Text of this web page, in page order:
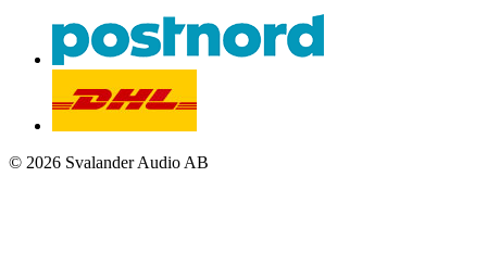
© 2026 Svalander Audio AB